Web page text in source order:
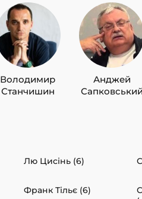
Володимир
Станчишин
Анджей
Сапковський
Лю Цисінь (6)
Франк Тільє (6)